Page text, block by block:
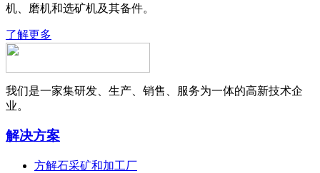
机、磨机和选矿机及其备件。
了解更多
我们是一家集研发、生产、销售、服务为一体的高新技术企
业。
解决方案
方解石采矿和加工厂